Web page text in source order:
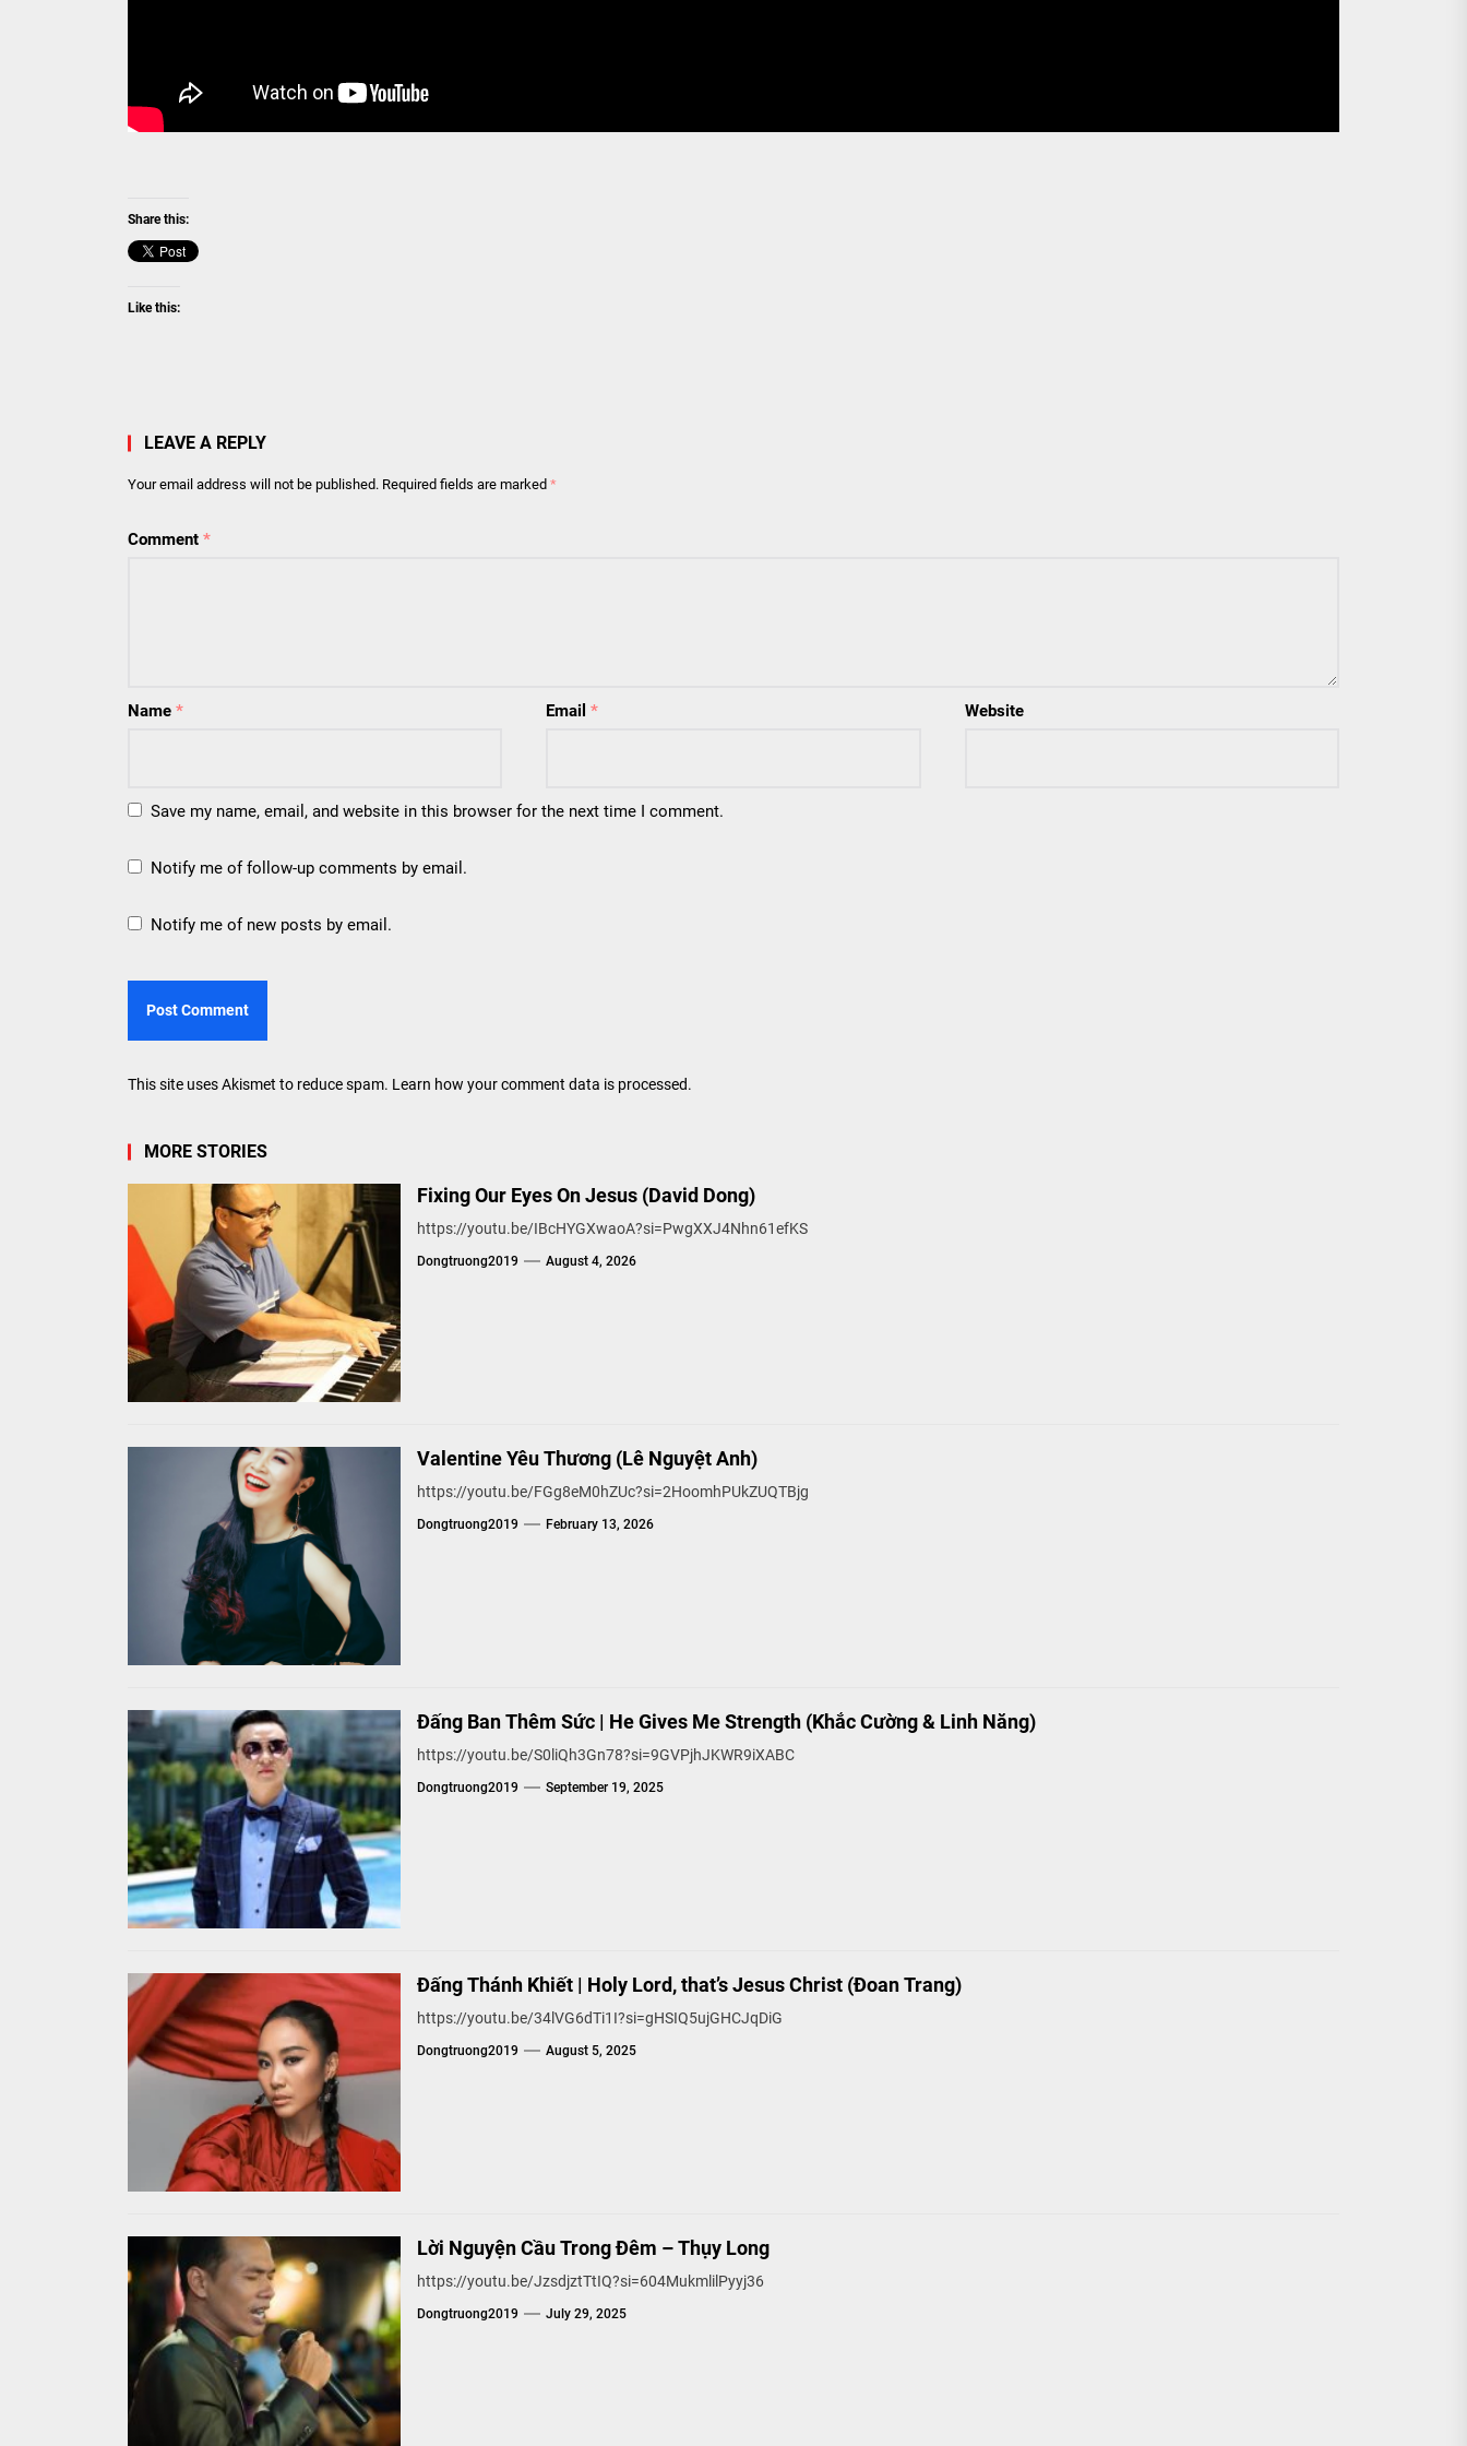
Share this:
Like this:
LEAVE A REPLY
Your email address will not be published. Required fields are marked *
Comment *
Name * Email* Website
Save my name, email, and website in this browser for the next time I comment.
Notify me of follow-up comments by email.
Notify me of new posts by email.
This site uses Akismet to reduce spam. Learn how your comment data is processed.
MORE STORIES
Fixing Our Eyes On Jesus (David Dong)
https://youtu.be/IBcHYGXwaoA?si=PwgXXJ4Nhn61efKS
Dongtruong2019 August 4, 2026
Valentine Yêu Thương (Lê Nguyệt Anh)
https://youtu.be/FGg8eM0hZUc?si=2HoomhPUkZUQTBjg
Dongtruong2019 February 13, 2026
Đấng Ban Thêm Sức | He Gives Me Strength (Khắc Cường & Linh Năng)
https://youtu.be/S0liQh3Gn78?si=9GVPjhJKWR9iXABC
Dongtruong2019 September 19, 2025
Đấng Thánh Khiết | Holy Lord, that’s Jesus Christ (Đoan Trang)
https://youtu.be/34lVG6dTi1I?si=gHSIQ5ujGHCJqDiG
Dongtruong2019 August 5, 2025
Lời Nguyện Cầu Trong Đêm – Thụy Long
https://youtu.be/JzsdjztTtIQ?si=604MukmlilPyyj36
Dongtruong2019 July 29, 2025